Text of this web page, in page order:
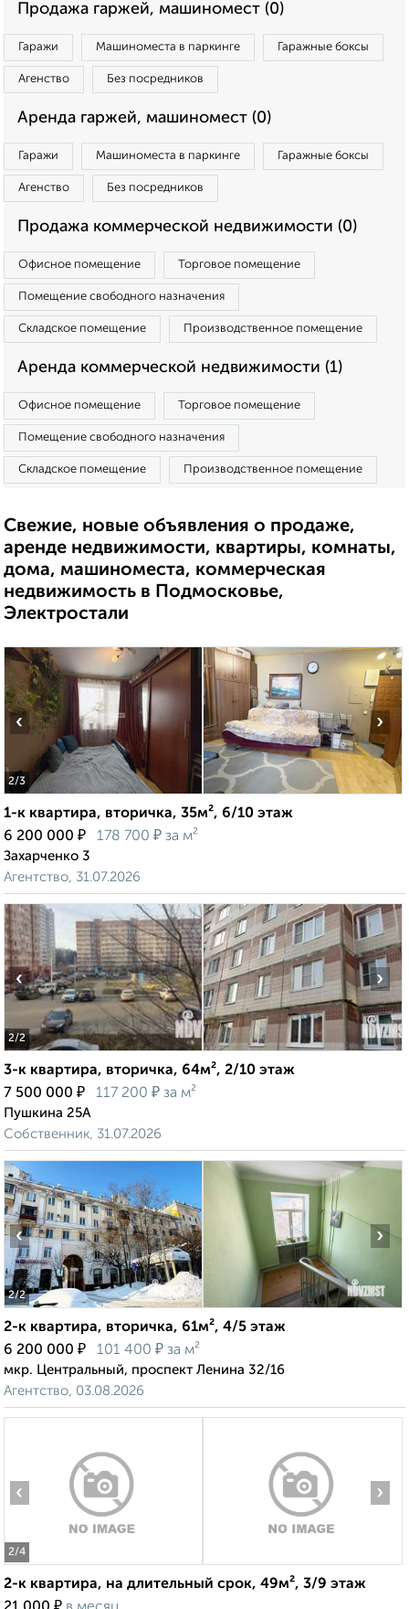
Продажа гаржей, машиномест (0)
Гаражи Машиноместа в паркинге Гаражные боксы
Агенство Без посредников
Аренда гаржей, машиномест (0)
Гаражи Машиноместа в паркинге Гаражные боксы
Агенство Без посредников
Продажа коммерческой недвижимости (0)
Офисное помещение Торговое помещение
Помещение свободного назначения
Складское помещение Производственное помещение
Аренда коммерческой недвижимости (1)
Офисное помещение Торговое помещение
Помещение свободного назначения
Складское помещение Производственное помещение
Свежие, новые объявления о продаже,
аренде недвижимости, квартиры, комнаты,
дома, машиноместа, коммерческая
недвижимость в Подмосковье,
Электростали
2/3
‹ ›
1-к квартира, вторичка, 35м², 6/10 этаж
6 200 000 ₽ 178 700 ₽ за м²
Захарченко 3
Агентство, 31.07.2026
2/2
‹ ›
3-к квартира, вторичка, 64м², 2/10 этаж
7 500 000 ₽ 117 200 ₽ за м²
Пушкина 25А
Собственник, 31.07.2026
2/2
‹ ›
2-к квартира, вторичка, 61м², 4/5 этаж
6 200 000 ₽ 101 400 ₽ за м²
мкр. Центральный, проспект Ленина 32/16
Агентство, 03.08.2026
2/4
‹ ›
2-к квартира, на длительный срок, 49м², 3/9 этаж